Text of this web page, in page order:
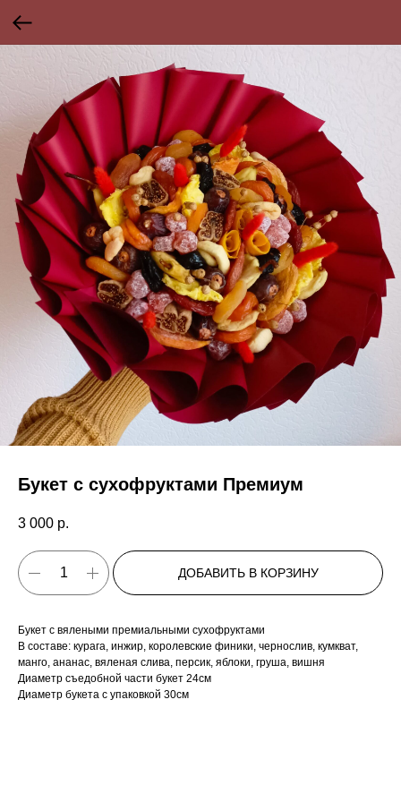
Букет с сухофруктами Премиум
3 000 р.
ДОБАВИТЬ В КОРЗИНУ
Букет с вялеными премиальными сухофруктами
В составе: курага, инжир, королевские финики, чернослив, кумкват,
манго, ананас, вяленая слива, персик, яблоки, груша, вишня
Диаметр съедобной части букет 24см
Диаметр букета с упаковкой 30см